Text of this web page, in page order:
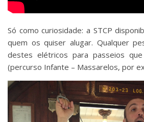
Só como curiosidade: a STCP
quem os quiser alugar. Qualquer
destes elétricos para passeios
(percurso Infante – Massarelos, por